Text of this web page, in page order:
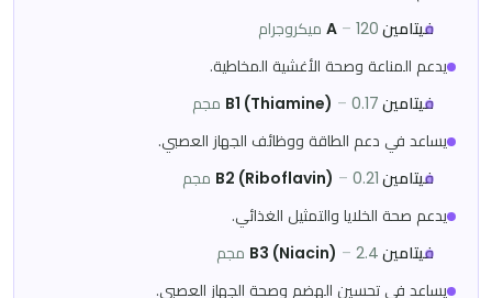
فيتامين A
– 120 ميكروجرام
يدعم المناعة وصحة الأغشية المخاطية.
فيتامين B1 (Thiamine)
– 0.17 مجم
يساعد في دعم الطاقة ووظائف الجهاز العصبي.
فيتامين B2 (Riboflavin)
– 0.21 مجم
يدعم صحة الخلايا والتمثيل الغذائي.
فيتامين B3 (Niacin)
– 2.4 مجم
يساعد في تحسين الهضم وصحة الجهاز العصبي.